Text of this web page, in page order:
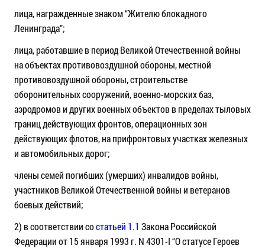
лица, награжденные знаком “Жителю блокадного
Ленинграда”;
лица, работавшие в период Великой Отечественной войны
на объектах противовоздушной обороны, местной
противовоздушной обороны, строительстве
оборонительных сооружений, военно-морских баз,
аэродромов и других военных объектов в пределах тыловых
границ действующих фронтов, операционных зон
действующих флотов, на прифронтовых участках железных
и автомобильных дорог;
члены семей погибших (умерших) инвалидов войны,
участников Великой Отечественной войны и ветеранов
боевых действий;
2) в соответствии состатьей 1.1 Закона Российской
Федерации от 15 января 1993 г. N 4301-I “О статусе Героев